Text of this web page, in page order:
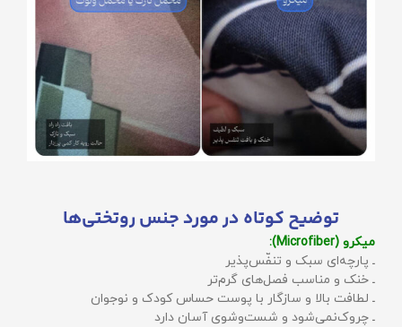
توضیح کوتاه در مورد جنس روتختی‌ها
میکرو (Microfiber):
ـ پارچه‌ای سبک و تنفّس‌پذیر
ـ خنک و مناسب فصل‌های گرم‌تر
ـ لطافت بالا و سازگار با پوست حساس کودک و نوجوان
ـ چروک‌نمی‌شود و شست‌وشوی آسان دارد